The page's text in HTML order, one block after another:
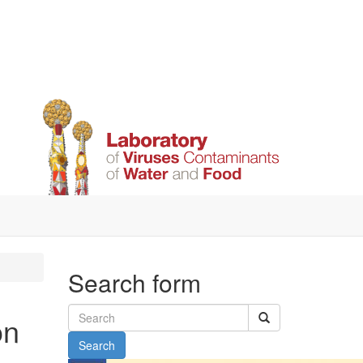
Search form
Search